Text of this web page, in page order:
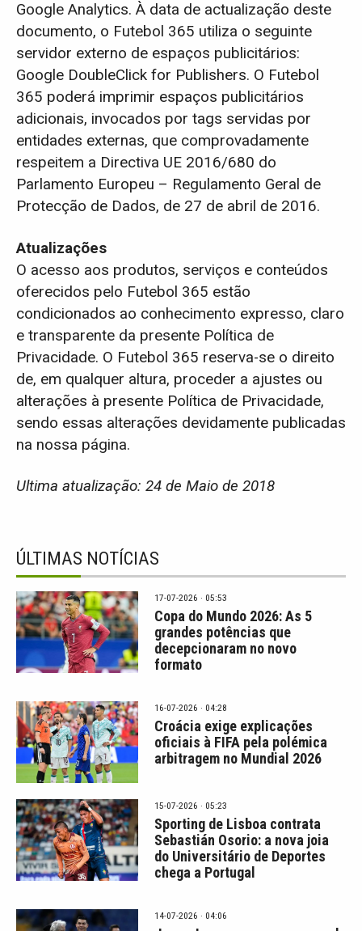
Google Analytics. À data de actualização deste
documento, o Futebol 365 utiliza o seguinte
servidor externo de espaços publicitários:
Google DoubleClick for Publishers. O Futebol
365 poderá imprimir espaços publicitários
adicionais, invocados por tags servidas por
entidades externas, que comprovadamente
respeitem a Directiva UE 2016/680 do
Parlamento Europeu – Regulamento Geral de
Protecção de Dados, de 27 de abril de 2016.
Atualizações
O acesso aos produtos, serviços e conteúdos
oferecidos pelo Futebol 365 estão
condicionados ao conhecimento expresso, claro
e transparente da presente Política de
Privacidade. O Futebol 365 reserva-se o direito
de, em qualquer altura, proceder a ajustes ou
alterações à presente Política de Privacidade,
sendo essas alterações devidamente publicadas
na nossa página.
Ultima atualização: 24 de Maio de 2018
ÚLTIMAS NOTÍCIAS
17-07-2026 · 05:53
Copa do Mundo 2026: As 5
grandes potências que
decepcionaram no novo
formato
16-07-2026 · 04:28
Croácia exige explicações
oficiais à FIFA pela polémica
arbitragem no Mundial 2026
15-07-2026 · 05:23
Sporting de Lisboa contrata
Sebastián Osorio: a nova joia
do Universitário de Deportes
chega a Portugal
14-07-2026 · 04:06